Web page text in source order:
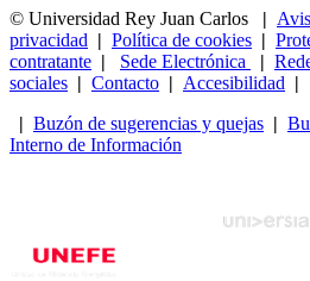
© Universidad Rey Juan Carlos
|
privacidad | Política de cookies |
contratante | Sede Electrónica |
sociales | Contacto | Accesibilidad |
| Buzón de sugerencias y quejas |
Interno de Información